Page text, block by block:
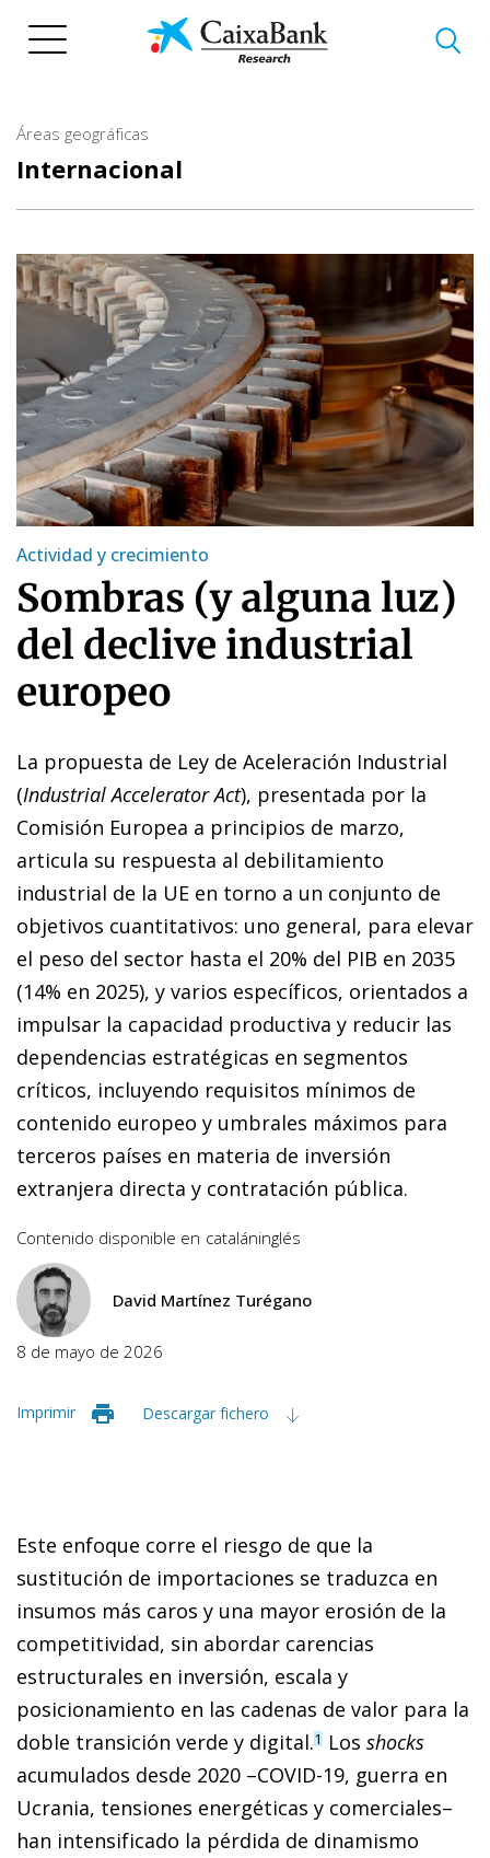
Áreas geográficas
Internacional
Actividad y crecimiento
Sombras (y alguna luz)
del declive industrial
europeo
La propuesta de Ley de Aceleración Industrial
(Industrial Accelerator Act), presentada por la
Comisión Europea a principios de marzo,
articula su respuesta al debilitamiento
industrial de la UE en torno a un conjunto de
objetivos cuantitativos: uno general, para elevar
el peso del sector hasta el 20% del PIB en 2035
(14% en 2025), y varios específicos, orientados a
impulsar la capacidad productiva y reducir las
dependencias estratégicas en segmentos
críticos, incluyendo requisitos mínimos de
contenido europeo y umbrales máximos para
terceros países en materia de inversión
extranjera directa y contratación pública.
Contenido disponible en cataláninglés
David Martínez Turégano
8 de mayo de 2026
Imprimir Descargar fichero
Este enfoque corre el riesgo de que la
sustitución de importaciones se traduzca en
insumos más caros y una mayor erosión de la
competitividad, sin abordar carencias
estructurales en inversión, escala y
posicionamiento en las cadenas de valor para la
doble transición verde y digital.1 Los shocks
acumulados desde 2020 –COVID-19, guerra en
Ucrania, tensiones energéticas y comerciales–
han intensificado la pérdida de dinamismo